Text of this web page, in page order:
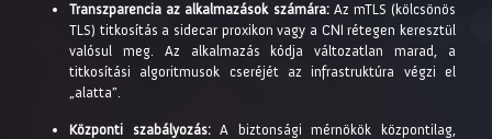
Transzparencia az alkalmazások számára:Az mTLS (kölcsönös
TLS) titkosítás a sidecar proxikon vagy a CNI rétegen keresztül
valósul meg. Az alkalmazás kódja változatlan marad, a
titkosítási algoritmusok cseréjét az infrastruktúra végzi el
„alatta”.
Központi szabályozás:A biztonsági mérnökök központilag,